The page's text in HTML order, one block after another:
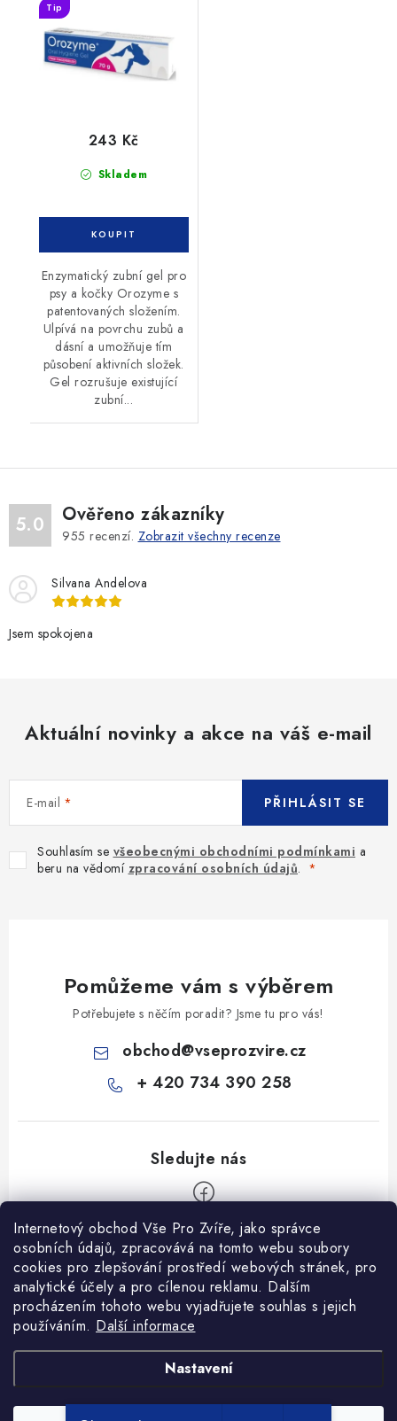
Internetový obchod Vše Pro Zvíře, jako správce
osobních údajů, zpracovává na tomto webu soubory
cookies pro zlepšování prostředí webových stránek, pro
analytické účely a pro cílenou reklamu. Dalším
procházením tohoto webu vyjadřujete souhlas s jejich
používáním. Další informace
Nastavení
Tip
Skladem
243 Kč
Enzymatický zubní gel pro
psy a kočky Orozyme s
patentovaných složením.
Ulpívá na povrchu zubů a
dásní a umožňuje tím
působení aktivních složek.
Gel rozrušuje existující
zubní...
5.0 Ověřeno zákazníky
955 recenzí. Zobrazit všechny recenze
Silvana Andelova
Jsem spokojena
Aktuální novinky a akce na váš e-mail
E-mail
Souhlasím se všeobecnými obchodními podmínkami a
beru na vědomí zpracování osobních údajů.
PŘIHLÁSIT SE
Pomůžeme vám s výběrem
Potřebujete s něčím poradit? Jsme tu pro vás!
obchod@vseprozvire.cz
+ 420 734 390 258
Informace pro Vás
Ceník dopravy
Kontakty
Obchodní podmínky
Heuréka recenze